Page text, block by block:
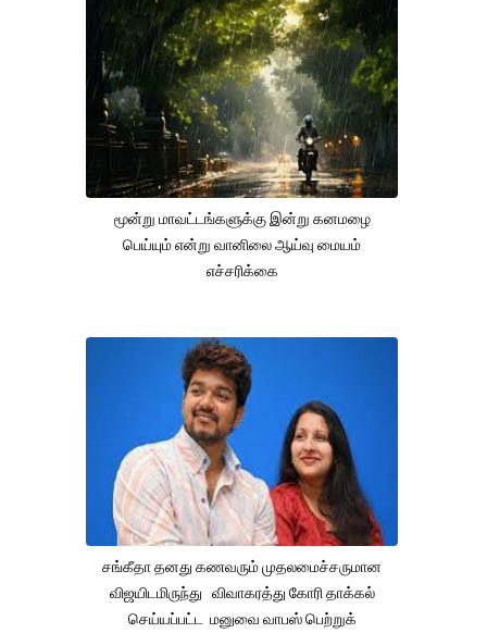
மூன்று மாவட்டங்களுக்கு இன்று கனமழை
பெய்யும் என்று வானிலை ஆய்வு மையம்
எச்சரிக்கை
சங்கீதா தனது கணவரும் முதலமைச்சருமான
விஜயிடமிருந்து விவாகரத்து கோரி தாக்கல்
செய்யப்பட்ட மனுவை வாபஸ் பெற்றுக்